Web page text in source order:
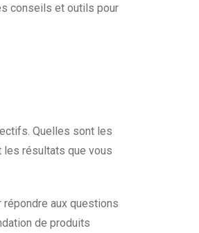
conseils et outils pour
Quelles sont les
les résultats que vous
aux questions
de produits